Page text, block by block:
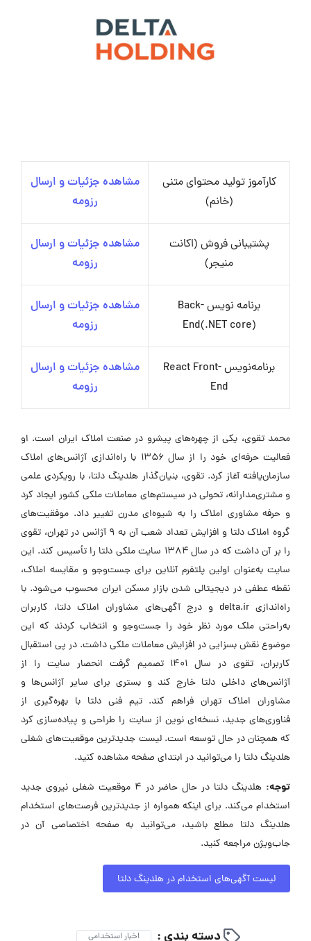
کارآموز تولید محتوای متنی
(خانم)
مشاهده جزئیات و ارسال
رزومه
پشتیبانی فروش (اکانت
منیجر)
مشاهده جزئیات و ارسال
رزومه
برنامه نویس Back-
End(.NET core)
مشاهده جزئیات و ارسال
رزومه
برنامه‌نویس React Front-
End
مشاهده جزئیات و ارسال
رزومه
محمد تقوی، یکی از چهره‌های پیشرو در صنعت املاک ایران است. او
فعالیت حرفه‌ای خود را از سال ۱۳۵۶ با راه‌اندازی آژانس‌های املاک
سازمان‌یافته آغاز کرد. تقوی، بنیان‌گذار هلدینگ دلتا، با رویکردی علمی
و مشتری‌مدارانه، تحولی در سیستم‌های معاملات ملکی کشور ایجاد کرد
و حرفه مشاوری املاک را به شیوه‌ای مدرن تغییر داد. موفقیت‌های
گروه املاک دلتا و افزایش تعداد شعب آن به ۹ آژانس در تهران، تقوی
را بر آن داشت که در سال ۱۳۸۴ سایت ملکی دلتا را تأسیس کند. این
سایت به‌عنوان اولین پلتفرم آنلاین برای جست‌وجو و مقایسه املاک،
نقطه عطفی در دیجیتالی شدن بازار مسکن ایران محسوب می‌شود. با
راه‌اندازی delta.ir و درج آگهی‌های مشاوران املاک دلتا، کاربران
به‌راحتی ملک مورد نظر خود را جست‌وجو و انتخاب کردند که این
موضوع نقش بسزایی در افزایش معاملات ملکی داشت. در پی استقبال
کاربران، تقوی در سال ۱۴۰۱ تصمیم گرفت انحصار سایت را از
آژانس‌های داخلی دلتا خارج کند و بستری برای سایر آژانس‌ها و
مشاوران املاک تهران فراهم کند. تیم فنی دلتا با بهره‌گیری از
فناوری‌های جدید، نسخه‌ای نوین از سایت را طراحی و پیاده‌سازی کرد
که همچنان در حال توسعه است. لیست جدیدترین موقعیت‌های شغلی
هلدینگ دلتا را می‌توانید در ابتدای صفحه مشاهده کنید.
توجه:
هلدینگ دلتا در حال حاضر در ۴ موقعیت شغلی نیروی جدید
استخدام می‌کند. برای اینکه همواره از جدیدترین فرصت‌های استخدام
هلدینگ دلتا مطلع باشید، می‌توانید به صفحه اختصاصی آن در
جاب‌ویژن مراجعه کنید.
لیست آگهی‌های استخدام در هلدینگ دلتا
اخبار استخدامی